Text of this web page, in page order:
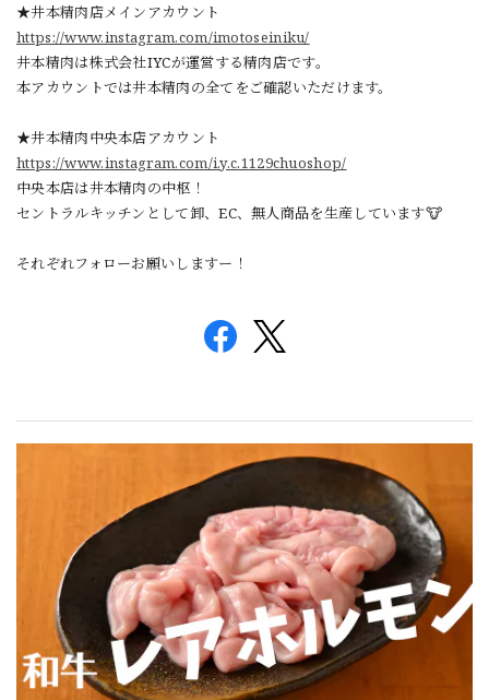
★井本精肉店メインアカウント
https://www.instagram.com/imotoseiniku/
井本精肉は株式会社IYCが運営する精肉店です。
本アカウントでは井本精肉の全てをご確認いただけます。
★井本精肉中央本店アカウント
https://www.instagram.com/i.y.c.1129chuoshop/
中央本店は井本精肉の中枢！
セントラルキッチンとして卸、EC、無人商品を生産しています🐮
それぞれフォローお願いしますー！